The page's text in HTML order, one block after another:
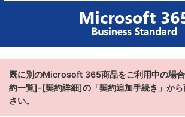
既に別のMicrosoft 365商品をご利用中の場
約一覧]-[契約詳細]の「契約追加手続き」から
さい。